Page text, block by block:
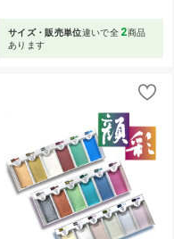
サイズ・販売単位違いで全 2商品
あります